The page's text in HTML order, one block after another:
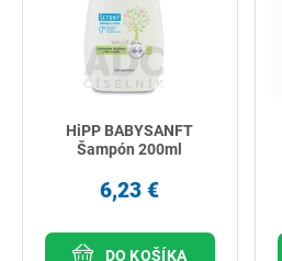
HiPP BABYSANFT
Šampón 200ml
6,23 €
DO KOŠÍKA